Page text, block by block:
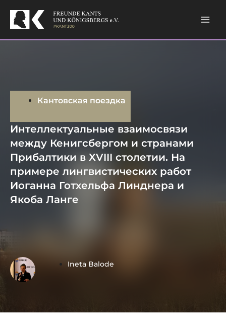
content
Кантовская поездка
Интеллектуальные взаимосвязи
между Кенигсбергом и странами
Прибалтики в XVIII столетии. На
примере лингвистических работ
Иоганна Готхельфа Линднера и
Якоба Ланге
Ineta Balode